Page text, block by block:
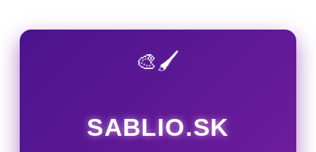
🎨🖌️
SABLIO.SK